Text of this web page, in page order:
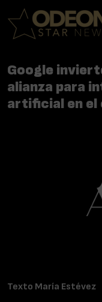
Google
alianza para
artificial en el
Texto María Estévez